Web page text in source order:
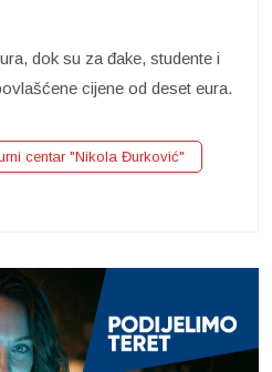
dok su za đake, studente i
cijene od deset eura.
centar "Nikola Đurković"